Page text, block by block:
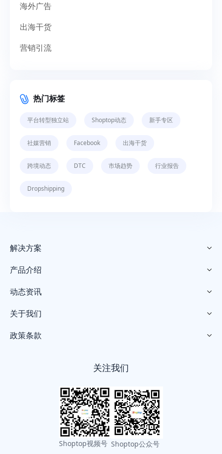
海外广告
出海干货
营销引流
热门标签
平台转型独立站 Shoptop动态 新手专区
社媒营销 Facebook 出海干货
跨境动态 DTC 市场趋势 行业报告
Dropshipping
解决方案 
产品介绍 
动态资讯 
关于我们 
政策条款 
关注我们
Shoptop视频号 Shoptop公众号